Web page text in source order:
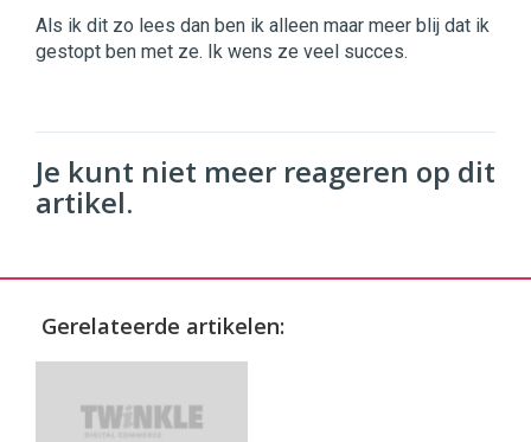
Als ik dit zo lees dan ben ik alleen maar meer blij dat ik
gestopt ben met ze. Ik wens ze veel succes.
Je kunt niet meer reageren op dit
artikel.
Gerelateerde artikelen: